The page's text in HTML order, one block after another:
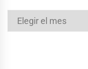
Archivos